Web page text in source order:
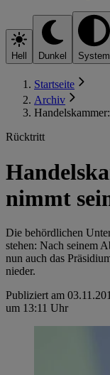
Hell Dunkel System
Startseite
Archiv
Rücktritt
nimmt
Die behördlichen
stehen: Nach seinem
nun auch das
nieder.
Publiziert am
um 13:11 Uhr